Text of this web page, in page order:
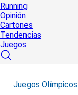
Running
Opinión
Cartones
Tendencias
Juegos
Juegos Olímpicos